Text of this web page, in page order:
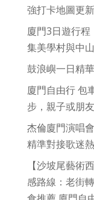
強打卡地圖更新
廈門3日遊行程
集美學村與中
鼓浪嶼一日精
廈門自由行 包
步，親子或朋
杰倫廈門演唱
精準對接歌迷
【沙坡尾藝術
感路線：老街